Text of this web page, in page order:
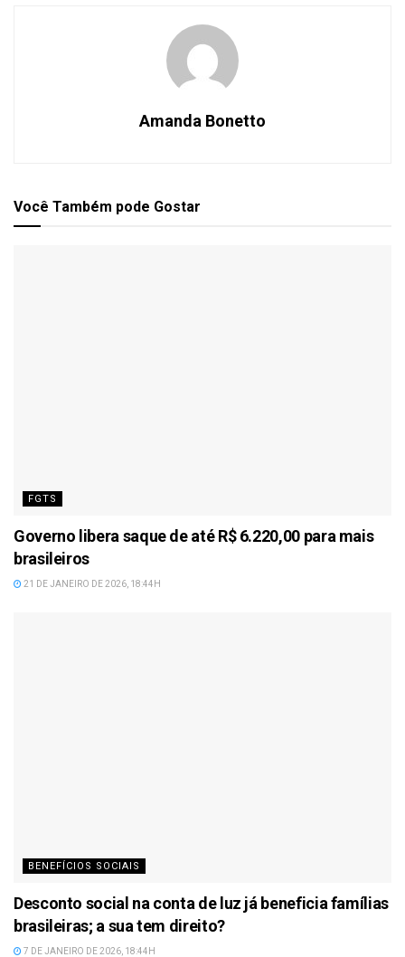
Amanda Bonetto
Você Também pode Gostar
FGTS
Governo libera saque de até R$ 6.220,00 para mais
brasileiros
21 DE JANEIRO DE 2026, 18:44H
BENEFÍCIOS SOCIAIS
Desconto social na conta de luz já beneficia famílias
brasileiras; a sua tem direito?
7 DE JANEIRO DE 2026, 18:44H